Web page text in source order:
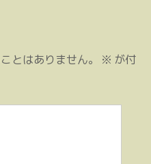
とはありません。 ※ が付